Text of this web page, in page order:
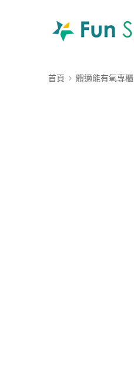
首頁 體適能有氧專櫃